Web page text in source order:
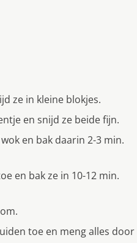
ze in kleine blokjes.
en snijd ze beide fijn.
en bak daarin 2-3 min.
en bak ze in 10-12 min.
toe en meng alles door